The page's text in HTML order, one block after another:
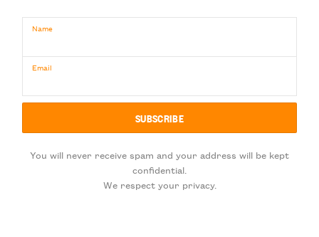
Name
Email
You will never receive spam and your address will be kept
confidential.
We respect your privacy.